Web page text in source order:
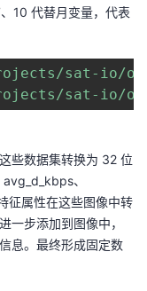
10 代替月变量，代表
sat-io/
sat-io/
些数据集转换为 32 位
、
征属性在这些图像中转
一步添加到图像中，
息。最终形成固定数